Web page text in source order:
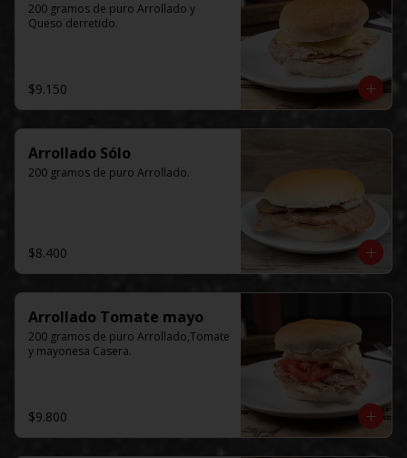
200 gramos de puro Arrollado y
Queso derretido.
$9.150
Arrollado Sólo
200 gramos de puro Arrollado.
$8.400
Arrollado Tomate mayo
200 gramos de puro Arrollado,Tomate
y mayonesa Casera.
$9.800